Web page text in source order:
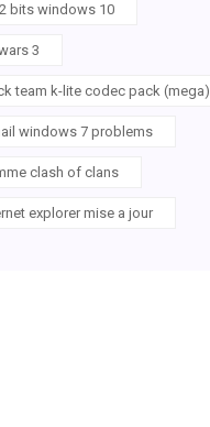
bits windows 10
3
team k-lite codec pack (mega)
windows 7 problems
clash of clans
explorer mise a jour